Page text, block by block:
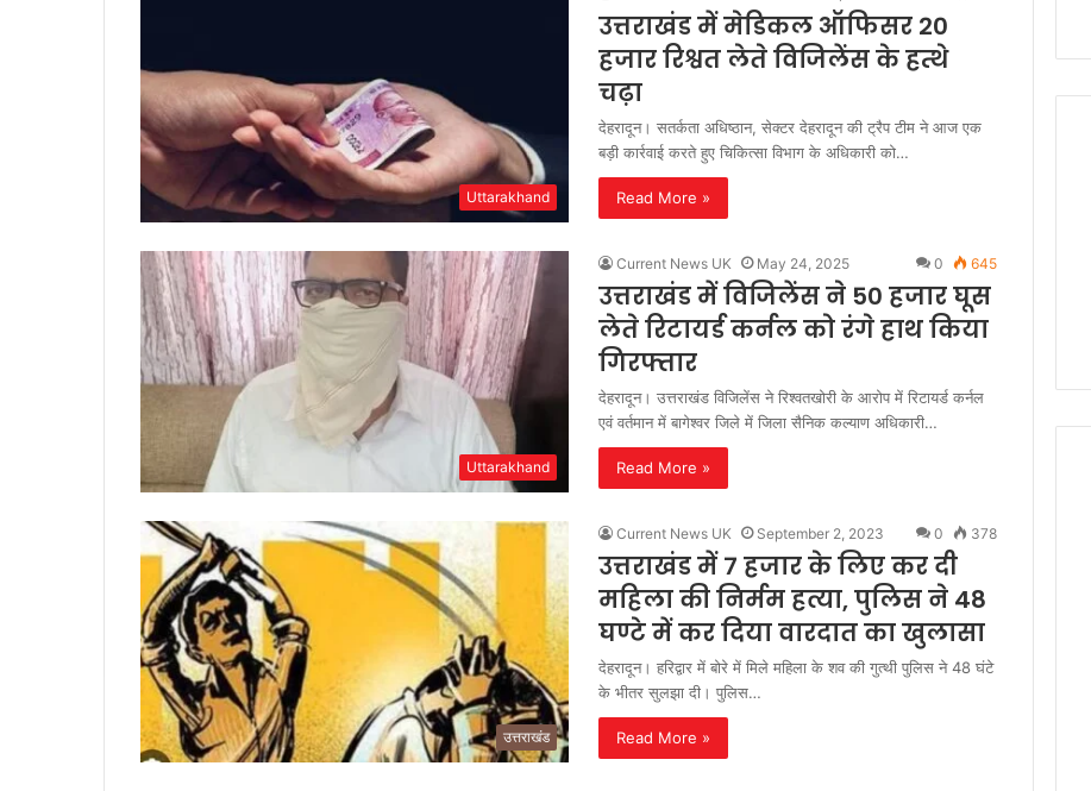
Uttarakhand
उत्तराखंड में मेडिकल ऑफिसर 20
हजार रिश्वत लेते विजिलेंस के हत्थे
चढ़ा
देहरादून। सतर्कता अधिष्ठान, सेक्टर देहरादून की ट्रैप टीम ने आज एक
बड़ी कार्रवाई करते हुए चिकित्सा विभाग के अधिकारी को…
Read More »
Uttarakhand
Current News UK May 24, 2025 0 645
उत्तराखंड में विजिलेंस ने 50 हजार घूस
लेते रिटायर्ड कर्नल को रंगे हाथ किया
गिरफ्तार
देहरादून। उत्तराखंड विजिलेंस ने रिश्वतखोरी के आरोप में रिटायर्ड कर्नल
एवं वर्तमान में बागेश्वर जिले में जिला सैनिक कल्याण अधिकारी…
Read More »
उत्तराखंड
Current News UK September 2, 2023 0 378
उत्तराखंड में 7 हजार के लिए कर दी
महिला की निर्मम हत्या, पुलिस ने 48
घण्टे में कर दिया वारदात का खुलासा
देहरादून। हरिद्वार में बोरे में मिले महिला के शव की गुत्थी पुलिस ने 48 घंटे
के भीतर सुलझा दी। पुलिस…
Read More »